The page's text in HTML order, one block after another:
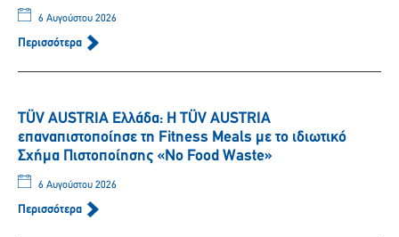
6 Αυγούστου 2026
Περισσότερα
TÜV AUSTRIA Ελλάδα: Η TÜV AUSTRIA
επαναπιστοποίησε τη Fitness Meals με το ιδιωτικό
Σχήμα Πιστοποίησης «No Food Waste»
6 Αυγούστου 2026
Περισσότερα